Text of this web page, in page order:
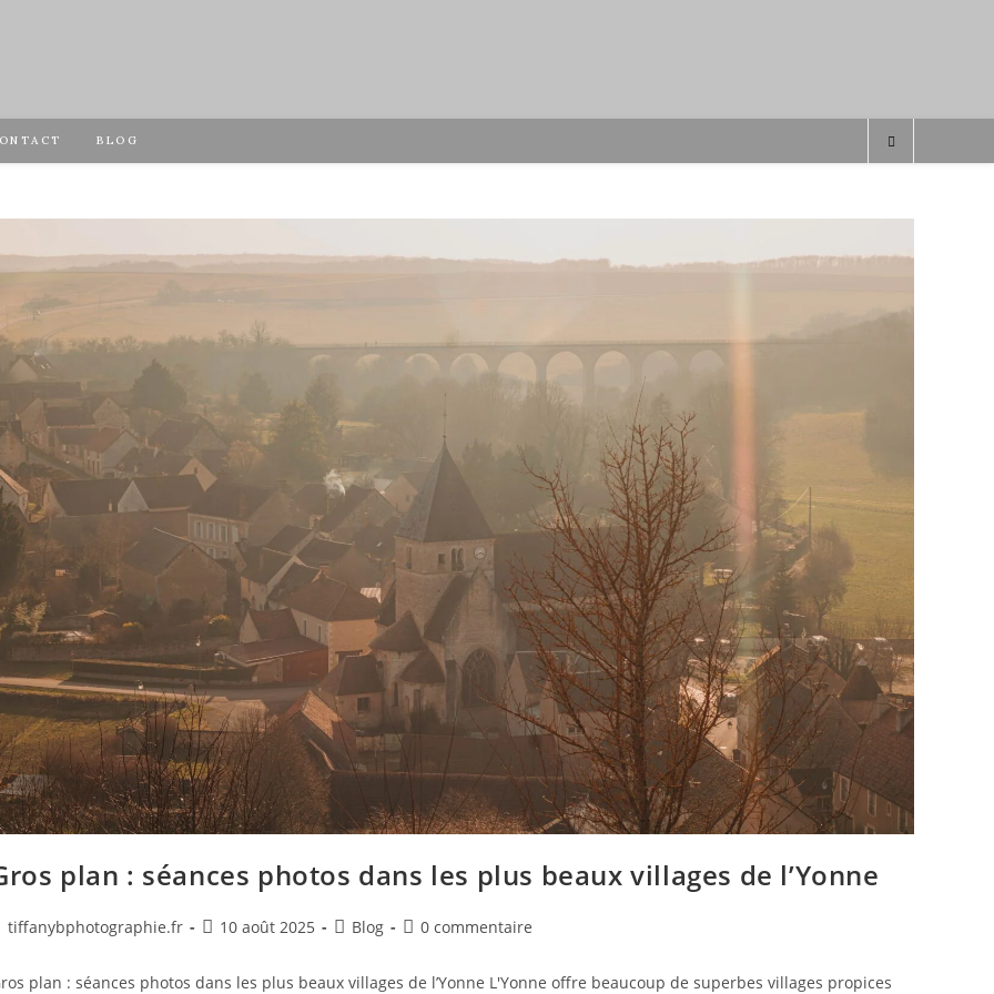
BLOG
plan : séances photos dans les plus beaux villages de l’Yonne
tiffanybphotographie.fr 10 août 2025 Blog 0 commentaire
plan : séances photos dans les plus beaux villages de l’Yonne L'Yonne offre beaucoup de superbes villages propices